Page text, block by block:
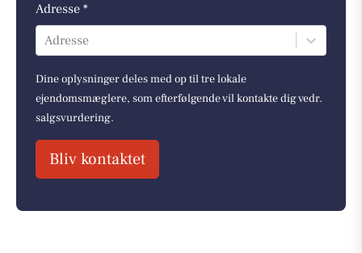
Adresse *
Adresse
Dine oplysninger deles med op til tre lokale
ejendomsmæglere, som efterfølgende vil kontakte dig vedr.
salgsvurdering.
Bliv kontaktet